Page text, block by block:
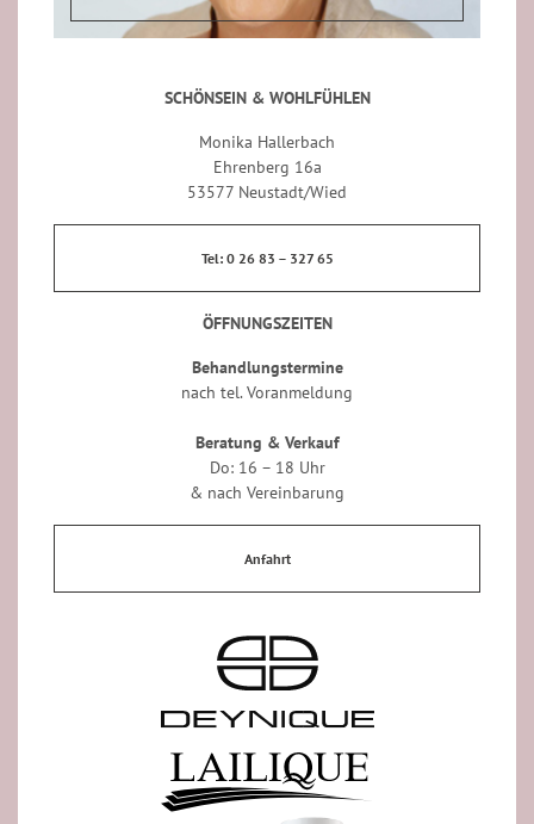
SCHÖNSEIN & WOHLFÜHLEN
Monika Hallerbach
Ehrenberg 16a
53577 Neustadt/Wied
Tel: 0 26 83 – 327 65
ÖFFNUNGSZEITEN
Behandlungstermine
nach tel. Voranmeldung
Beratung & Verkauf
Do: 16 – 18 Uhr
& nach Vereinbarung
Anfahrt